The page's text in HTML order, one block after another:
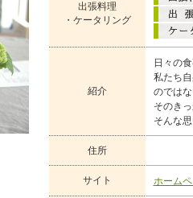
出張料理
・ケータリング
紹介
日々の
私たち
のではな
そのき
そんな
住所
サイト ホーム